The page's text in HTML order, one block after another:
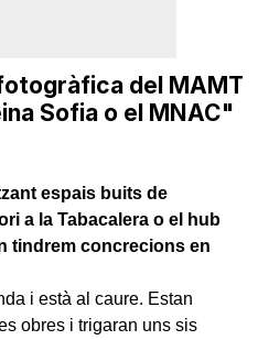
del MAMT
Sofia o el MNAC"
espais buits de
a la Tabacalera o el hub
tindrem concrecions en
i està al caure. Estan
obres i trigaran uns sis